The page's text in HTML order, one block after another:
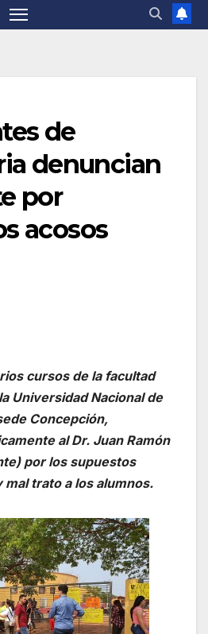
de
denuncian
por
acosos
cursos de la facultad
Universidad Nacional de
Concepción,
al Dr. Juan Ramón
por los supuestos
mal trato a los alumnos.